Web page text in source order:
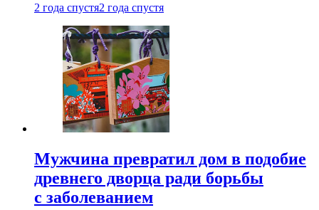
2 года спустя2 года спустя
Мужчина превратил дом в подобие
древнего дворца ради борьбы
с заболеванием